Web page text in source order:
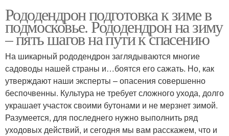
Рододендрон подготовка к зиме в
подмосковье. Рододендрон на зиму
– пять шагов на пути к спасению
На шикарный рододендрон заглядываются многие
садоводы нашей страны и…боятся его сажать. Но, как
утверждают наши эксперты – опасения совершенно
беспочвенны. Культура не требует сложного ухода, долго
украшает участок своими бутонами и не мерзнет зимой.
Разумеется, для последнего нужно выполнить ряд
уходовых действий, и сегодня мы вам расскажем, что и